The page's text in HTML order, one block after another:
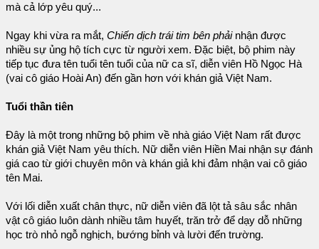
mà cả lớp yêu quý...
Ngay khi vừa ra mắt, Chiến dịch trái tim bên phảinhận được
nhiều sự ủng hộ tích cực từ người xem. Đặc biệt, bộ phim này
tiếp tục đưa tên tuổi tên tuổi của nữ ca sĩ, diễn viên Hồ Ngọc Hà
(vai cô giáo Hoài An) đến gần hơn với khán giả Việt Nam.
Tuổi thần tiên
Đây là một trong những bộ phim về nhà giáo Việt Nam rất được
khán giả Việt Nam yêu thích. Nữ diễn viên Hiền Mai nhận sự đánh
giá cao từ giới chuyên môn và khán giả khi đảm nhận vai cô giáo
tên Mai.
Với lối diễn xuất chân thực, nữ diễn viên đã lột tả sâu sắc nhân
vật cô giáo luôn dành nhiều tâm huyết, trăn trở để dạy dỗ những
học trò nhỏ ngỗ nghịch, bướng bỉnh và lười đến trường.